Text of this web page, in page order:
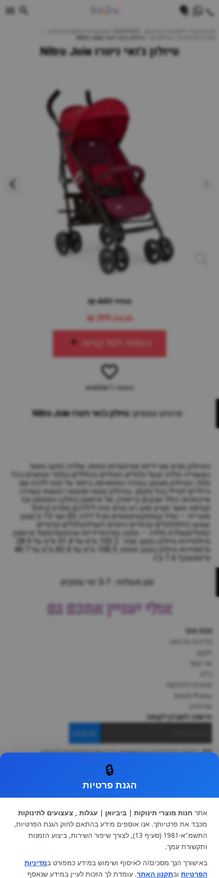
טיולון ג'ואי ניטרו Nitro Joie
מחיר 449 ₪
מבצע399 ₪
הוספה לסל קניות
הוספה ל-wishlist
פרטים נוספים:טיולון ג'ואי ניטרו Nitro Joie
הטיולון מגיע עם ידיות אורונמיות נוחות, שלדה חזקה מאוד
העשוייה פלדה ובעל גלגלים כפולים הכוללים בולמי זעזועים בכל
גלגל, הטיולון מעוצב בצורה המתאימה ביותר על מנת ללכת עם
הילדים לטייל בכל מקום. בטיולון עצמו תמצאו רצועות קשירה
איכותיות כולל חבקים (ריפוד), סל איחסון בחלקו התחתון ובד
קטיפה אשר מציע מגע רע נעים ונוח לילדכם.מפרט:קיפול
מטרייה – גודל קומפקטימתאים מגיל לידה (0) ועד 15 ק"גגגון
שמש כלולגלגלים קדמיים ניתנים לנעילהגלגלים קדמיים
קפוליםשלדת פלדה – חזקה במיוחדידיות ארגונומיותסל איחסון
גדולמידות טיולון במצב סגור: 102.2 ס"מ על 51.4 ס"מ על 28.9
ס"ממידות טיולון במצב פתוח: 108.5 ס"מ על 82.4 ס"מ על 48.7
ס"ממשקל 7.6 ק"ג
זמן משלוח - 3-7 ימי עסקים
אולי יעניין אתכם גם
מפת אתר
צור קשר
מותגים לתינוקות
black-friday
אודותינו
הרשמה למועדון לקוחות
הרשמה
ברצוני לקבל מידע ופרסומות על הנחות וקולקציות חדשות
עגלות וטיולונים
כיסא בטיחות ואביזרים
ריהוט לתינוקות
מצעים למיטת תינוק וטקסטיל
צעצועי ילדים
על גלגלים
הנקה והאכלה
מוצרי אמבטיה
מוזמנים לבקר אותנו:
🔒
הגנת פרטיות
אתר חנות מוצרי תינוקות | ביביואן | עגלות , צעצועים לתינוקות
מכבד את פרטיותך. אנו אוספים מידע בהתאם לחוק הגנת הפרטיות,
התשמ"א-1981 (סעיף 13), לצורך שיפור השירות, ביצוע הזמנות
ותקשורת עמך.
באישורך הנך מסכים/ה לאיסוף ושימוש במידע כמפורט במדיניות
הפרטיות ובתקנון האתר. עומדת לך הזכות לעיין במידע שנאסף